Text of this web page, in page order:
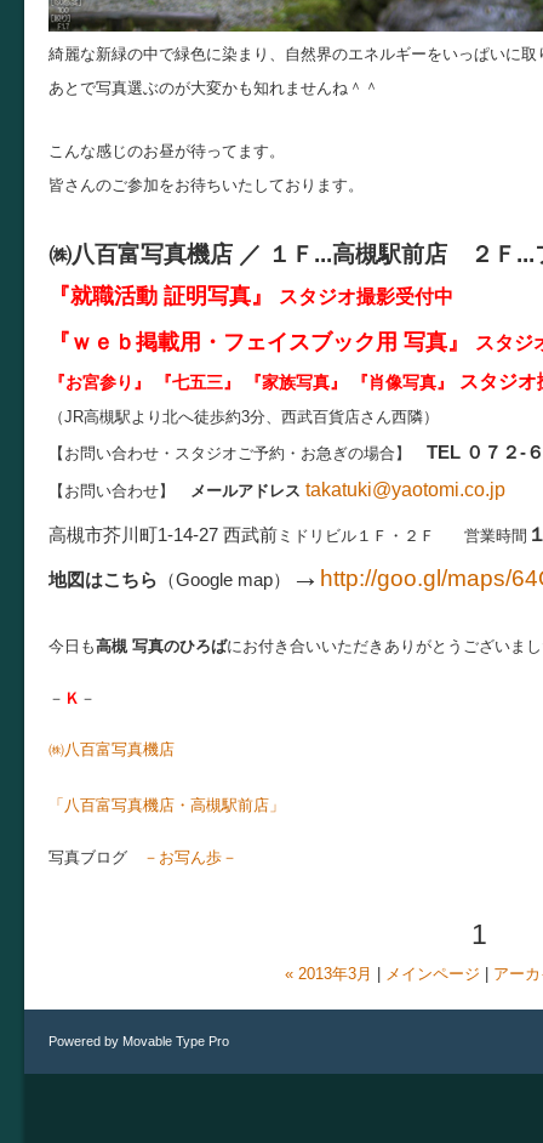
綺麗な新緑の中で緑色に染まり、自然界のエネルギーをいっぱいに
あとで写真選ぶのが大変かも知れませんね＾＾
こんな感じのお昼が待ってます。
皆さんのご参加をお待ちいたしております。
㈱八百富写真機店 ／ １Ｆ...高槻駅前店 ２Ｆ...
『就職活動 証明写真』 スタジオ撮影受付中
『ｗｅｂ掲載用・フェイスブック用 写真』 スタジ
『お宮参り』 『七五三』 『家族写真』 『肖像写真』 スタジ
（JR高槻駅より北へ徒歩約3分、西武百貨店さん西隣）
【お問い合わせ・スタジオご予約・お急ぎの場合】 TEL ０７２-
【お問い合わせ】 メールアドレス takatuki@yaotomi.co.jp
高槻市芥川町1-14-27 西武前 ミドリビル１Ｆ・２Ｆ 営業時間
地図はこちら （Google map） → http://goo.gl/maps/
今日も高槻 写真のひろばにお付き合いいただきありがとうございま
－ Ｋ －
㈱八百富写真機店
「八百富写真機店・高槻駅前店」
写真ブログ －お写ん歩－
1
« 2013年3月 メインページ アー
Powered by Movable Type Pro